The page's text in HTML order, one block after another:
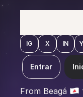
IG X IN
Entrar
From Beagá